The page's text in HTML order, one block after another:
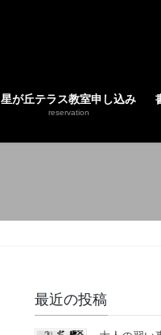
星が丘テラス教室申し込み
reservation
最近の投稿